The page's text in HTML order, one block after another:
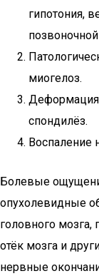
гипотония,
позвоночной
миогелоз.
Деформация
спондилёз.
Воспаление
Болевые
опухолевидные
головного
отёк мозга и
нервные